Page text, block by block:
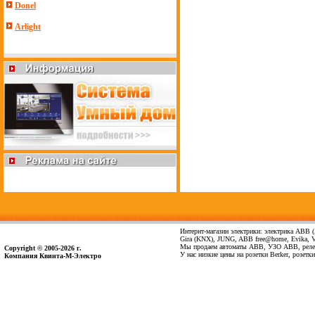
Donel
Arlight
Copyright © 2005-2026 г.
Компания Квинта-М-Электро
Интернт-магазин электрики: электрика
Gira (KNX), JUNG, ABB free@home, Evika,
Мы продаем автоматы ABB, УЗО ABB, реле
У нас низкие цены на розетки Berker,